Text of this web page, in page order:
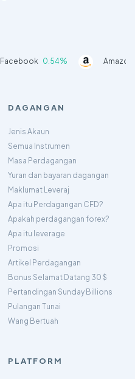
Facebook 0.54%
DAGANGAN
Jenis Akaun
Semua Instrumen
Masa Perdagangan
Yuran dan bayaran dagangan
Maklumat Leveraj
Apa itu Perdagangan CFD?
Apakah perdagangan forex?
Apa itu leverage
Promosi
Artikel Perdagangan
Bonus Selamat Datang 30 $
Pertandingan Sunday Billions
Pulangan Tunai
Wang Bertuah
PLATFORM